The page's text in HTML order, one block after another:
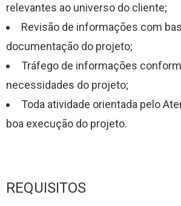
relevantes ao universo do cliente;
Revisão de informações com
documentação do projeto;
Tráfego de informações
necessidades do projeto;
Toda atividade orientada pelo
boa execução do projeto.
REQUISITOS